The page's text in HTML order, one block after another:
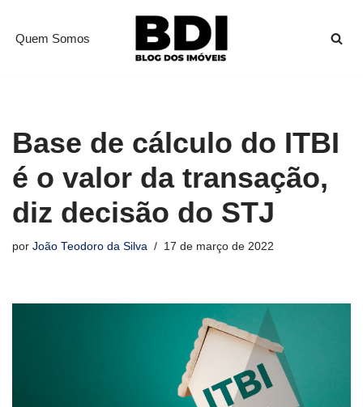
Pular
Quem Somos
Base de cálculo do ITBI
é o valor da transação,
diz decisão do STJ
por João Teodoro da Silva 17 de março de 2022